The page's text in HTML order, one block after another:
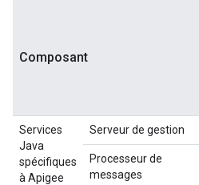
Composant
Services
Java
spécifiques
à Apigee
Serveur de gestion
Processeur de
messages